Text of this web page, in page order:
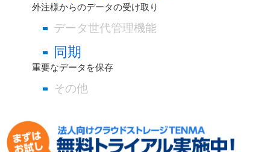
外注様からのデータの受け取り
データ世代管理機能
同期
重要なデータを保存
その他